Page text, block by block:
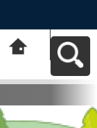
ットへ戻る